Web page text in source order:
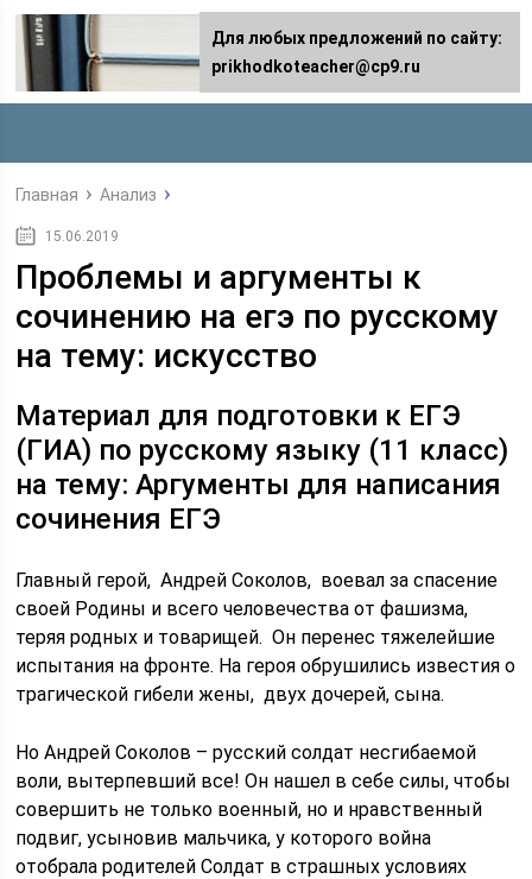
Главная Анализ
15.06.2019
Проблемы и аргументы к
сочинению на егэ по русскому
на тему: искусство
Материал для подготовки к ЕГЭ
(ГИА) по русскому языку (11 класс)
на тему: Аргументы для написания
сочинения ЕГЭ
Главный герой, Андрей Соколов, воевал за спасение
своей Родины и всего человечества от фашизма,
теряя родных и товарищей. Он перенес тяжелейшие
испытания на фронте. На героя обрушились известия о
трагической гибели жены, двух дочерей, сына.
Но Андрей Соколов – русский солдат несгибаемой
воли, вытерпевший все! Он нашел в себе силы, чтобы
совершить не только военный, но и нравственный
подвиг, усыновив мальчика, у которого война
отобрала родителей Солдат в страшных условиях
Для любых предложений по сайту:
prikhodkoteacher@cp9.ru